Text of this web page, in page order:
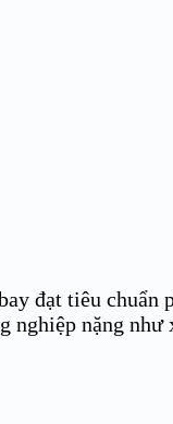
đạt tiêu chuẩn
nặng